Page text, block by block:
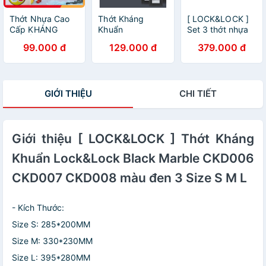
Thớt Nhựa Cao
Cấp KHÁNG
Lock&Lock Anti-
Bacterial Hình dễ
99.000 đ
Thớt Kháng
Khuẩn
Marble CKD006
CKD007 CKD008
129.000 đ
[ LOCK&LOCK ]
Set 3 thớt nhựa
Index Cutting
Board CSC251
379.000 đ
GIỚI THIỆU CHI TIẾT
Giới thiệu [ LOCK&LOCK ] Thớt Kháng
Khuẩn Lock&Lock Black Marble CKD006
CKD007 CKD008 màu đen 3 Size S M L
- Kích Thước:
Size S: 285*200MM
Size M: 330*230MM
Size L: 395*280MM